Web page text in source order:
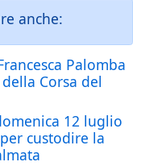
anche:
Palomba
Corsa del
12 luglio
custodire la